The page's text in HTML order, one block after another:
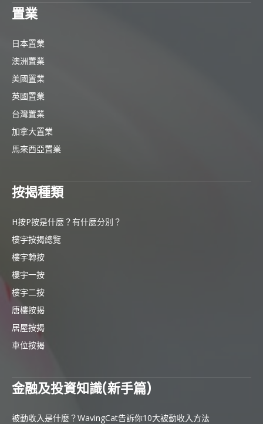
置業
日本置業
澳洲置業
美國置業
英國置業
台灣置業
加拿大置業
馬來西亞置業
按揭種類
H按P按是什麼？有什麼分別？
樓宇按揭總覽
樓宇轉按
樓宇一按
樓宇二按
唐樓按揭
居屋按揭
車位按揭
金融及投資知識(新手篇)
被動收入是什麼？WavingCat告訴你10大被動收入方法